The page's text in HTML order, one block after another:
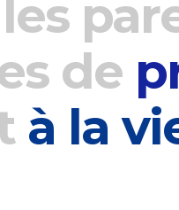
de
à la